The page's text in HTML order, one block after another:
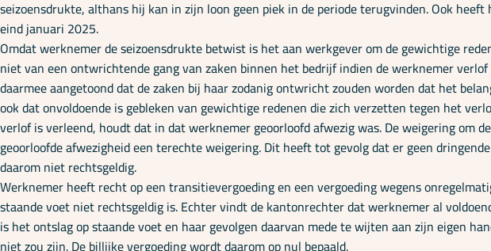
seizoensdrukte, althans hij kan in zijn loon geen piek in de periode terugvinden. Ook
eind januari 2025.
Omdat werknemer de seizoensdrukte betwist is het aan werkgever om de gewichtige
niet van een ontwrichtende gang van zaken binnen het bedrijf indien de werknemer
daarmee aangetoond dat de zaken bij haar zodanig ontwricht zouden worden dat het
ook dat onvoldoende is gebleken van gewichtige redenen die zich verzetten tegen het
verlof is verleend, houdt dat in dat werknemer geoorloofd afwezig was. De weigering
geoorloofde afwezigheid een terechte weigering. Dit heeft tot gevolg dat er geen
daarom niet rechtsgeldig.
Werknemer heeft recht op een transitievergoeding en een vergoeding wegens
staande voet niet rechtsgeldig is. Echter vindt de kantonrechter dat werknemer al
is het ontslag op staande voet en haar gevolgen daarvan mede te wijten aan zijn eigen
niet zou zijn. De billijke vergoeding wordt daarom op nul bepaald.